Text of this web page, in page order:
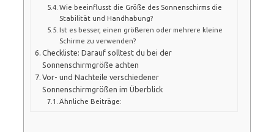
Wie beeinflusst die Größe des Sonnenschirms die
Stabilität und Handhabung?
Ist es besser, einen größeren oder mehrere kleine
Schirme zu verwenden?
Checkliste: Darauf solltest du bei der
Sonnenschirmgröße achten
Vor- und Nachteile verschiedener
Sonnenschirmgrößen im Überblick
Ähnliche Beiträge: